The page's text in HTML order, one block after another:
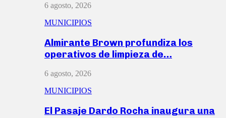
6 agosto, 2026
MUNICIPIOS
Almirante Brown profundiza los
operativos de limpieza de…
6 agosto, 2026
MUNICIPIOS
El Pasaje Dardo Rocha inaugura una